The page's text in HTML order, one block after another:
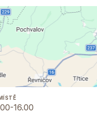
16.00